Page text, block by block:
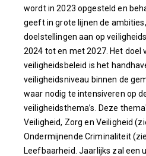
wordt in 2023 opgesteld en
geeft in grote lijnen de
doelstellingen aan op
2024 tot en met 2027. Het doel
veiligheidsbeleid is het
veiligheidsniveau binnen de
waar nodig te intensiveren op
veiligheidsthema’s. Deze
Veiligheid, Zorg en Veiligheid
Ondermijnende Criminaliteit
Leefbaarheid. Jaarlijks zal een